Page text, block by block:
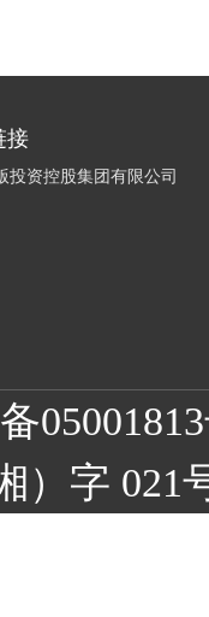
接
投资控股集团有限公司
）字 021